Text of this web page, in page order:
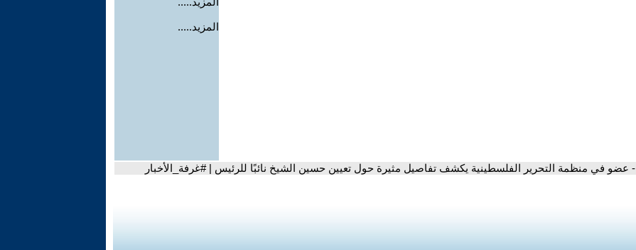
المزيد.....
- عضو في منظمة التحرير الفلسطينية يكشف تفاصيل مثيرة حول تعيين حسين الشيخ نائبًا للرئيس | #غرفة_الأخبار